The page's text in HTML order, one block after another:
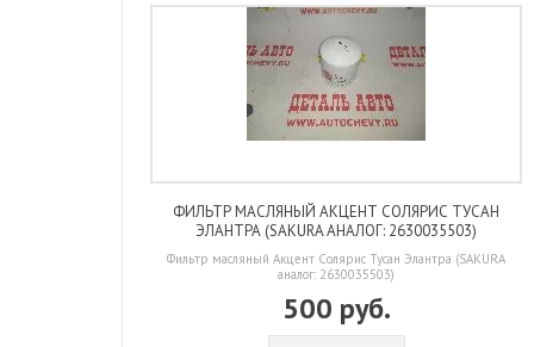
ФИЛЬТР МАСЛЯНЫЙ АКЦЕНТ СОЛЯРИС ТУСАН
ЭЛАНТРА (SAKURA АНАЛОГ: 2630035503)
Фильтр масляный Акцент Солярис Тусан Элантра (SAKURA
аналог: 2630035503)
500 руб.